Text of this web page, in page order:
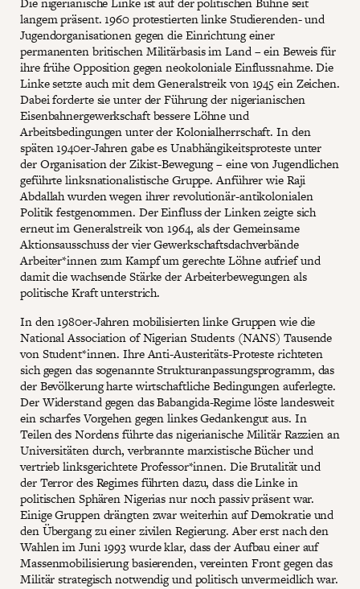
langem präsent. 1960 protestierten linke Studierenden- und
Jugendorganisationen gegen die Einrichtung einer
permanenten britischen Militärbasis im Land – ein Beweis für
ihre frühe Opposition gegen neokoloniale Einflussnahme. Die
Linke setzte auch mit dem Generalstreik von 1945 ein Zeichen.
Dabei forderte sie unter der Führung der nigerianischen
Eisenbahnergewerkschaft bessere Löhne und
Arbeitsbedingungen unter der Kolonialherrschaft. In den
späten 1940er-Jahren gabe es Unabhängikeitsproteste unter
der Organisation der Zikist-Bewegung – eine von Jugendlichen
geführte linksnationalistische Gruppe. Anführer wie Raji
Abdallah wurden wegen ihrer revolutionär-antikolonialen
Politik festgenommen. Der Einfluss der Linken zeigte sich
erneut im Generalstreik von 1964, als der Gemeinsame
Aktionsausschuss der vier Gewerkschaftsdachverbände
Arbeiter*innen zum Kampf um gerechte Löhne aufrief und
damit die wachsende Stärke der Arbeiterbewegungen als
politische Kraft unterstrich.
In den 1980er-Jahren mobilisierten linke Gruppen wie die
National Association of Nigerian Students (NANS) Tausende
von Student*innen. Ihre Anti-Austeritäts-Proteste richteten
sich gegen das sogenannte Strukturanpassungsprogramm, das
der Bevölkerung harte wirtschaftliche Bedingungen auferlegte.
Der Widerstand gegen das Babangida-Regime löste landesweit
ein scharfes Vorgehen gegen linkes Gedankengut aus. In
Teilen des Nordens führte das nigerianische Militär Razzien an
Universitäten durch, verbrannte marxistische Bücher und
vertrieb linksgerichtete Professor*innen. Die Brutalität und
der Terror des Regimes führten dazu, dass die Linke in
politischen Sphären Nigerias nur noch passiv präsent war.
Einige Gruppen drängten zwar weiterhin auf Demokratie und
den Übergang zu einer zivilen Regierung. Aber erst nach den
Wahlen im Juni 1993 wurde klar, dass der Aufbau einer auf
Massenmobilisierung basierenden, vereinten Front gegen das
Militär strategisch notwendig und politisch unvermeidlich war.